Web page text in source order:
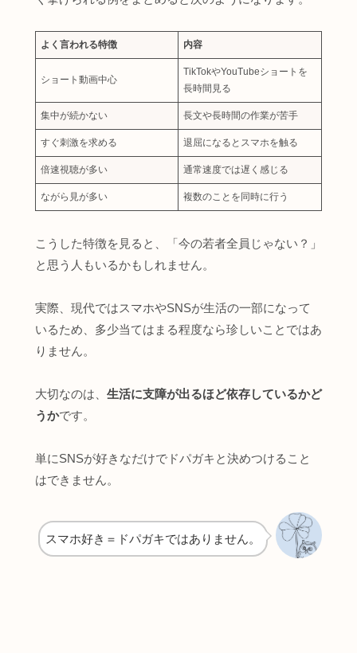
よく言われる特徴 内容
ショート動画中心
TikTokやYouTubeショートを
長時間見る
集中が続かない 長文や長時間の作業が苦手
すぐ刺激を求める 退屈になるとスマホを触る
倍速視聴が多い 通常速度では遅く感じる
ながら見が多い 複数のことを同時に行う
こうした特徴を見ると、「今の若者全員じゃない？」
と思う人もいるかもしれません。
実際、現代ではスマホやSNSが生活の一部になって
いるため、多少当てはまる程度なら珍しいことではあ
りません。
大切なのは、 生活に支障が出るほど依存しているかど
うかです。
単にSNSが好きなだけでドパガキと決めつけること
はできません。
スマホ好き＝ドパガキではありません。